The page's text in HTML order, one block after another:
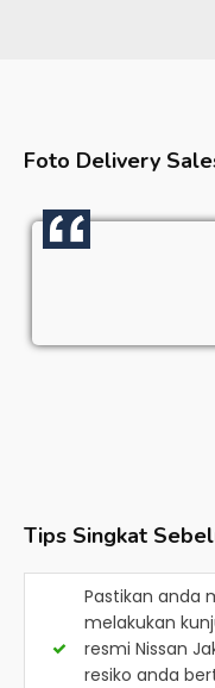
Foto Delivery
Tips Singkat
Pastikan anda
melakukan
resmi Nissan
resiko anda